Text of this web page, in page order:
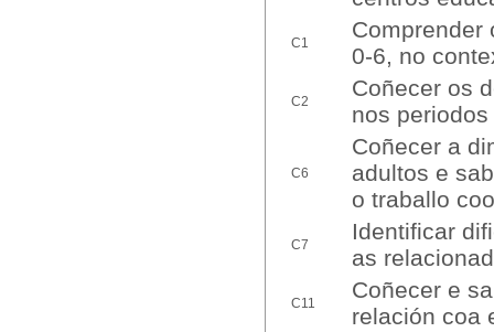
C1
Comprender
0-6, no
C2
Coñecer os
nos
C6
Coñecer a
adultos e
o traballo
C7
Identificar
as
C11
Coñecer e
relación coa